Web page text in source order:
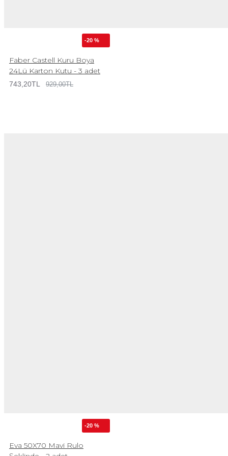
-20 %
Faber Castell Kuru Boya
24Lü Karton Kutu - 3 adet
743,20TL 929,00TL
-20 %
Eva 50X70 Mavi Rulo